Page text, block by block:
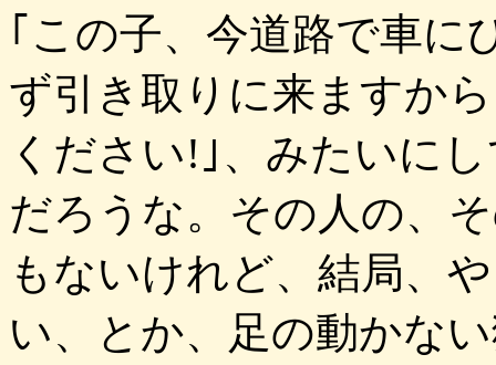
｢この子、今道路で車
ず引き取りに来ますか
ください!｣、みたいに
だろうな。その人の、
もないけれど、結局、
い、とか、足の動かな